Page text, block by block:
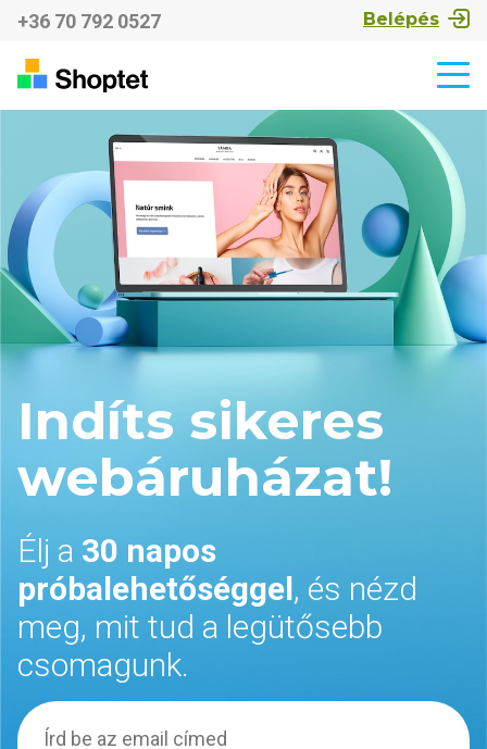
+36 70 792 0527 Belépés
Indíts sikeres
webáruházat!
Élj a 30 napos
próbalehetőséggel, és nézd
meg, mit tud a legütősebb
csomagunk.